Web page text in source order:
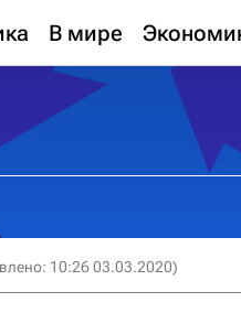
В мире
10:26 03.03.2020)